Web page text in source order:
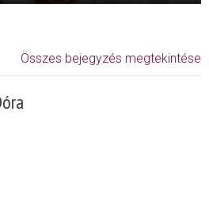
Összes bejegyzés megtekintése